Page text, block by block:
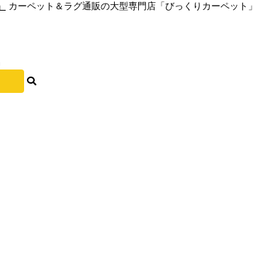
カーペット＆ラグ通販の大型専門店「びっくりカーペット」